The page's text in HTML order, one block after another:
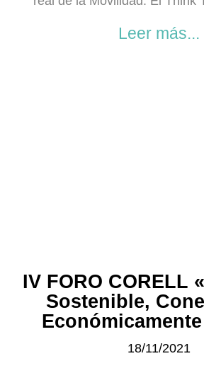
Leer más...
IV FORO CORELL
Sostenible,
18/11/2021